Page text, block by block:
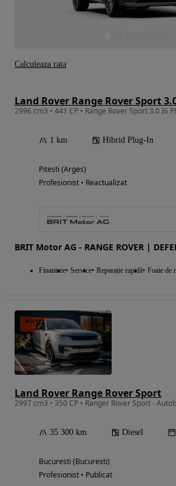
1 km Hibrid Plug-In
Pitesti (Arges)
Profesionist • Reactualizat
BRIT Motor AG - RANGE ROVER |
Finantare Service Reparație rapidă Foaie de
Calculeaza rata
Land Rover Range Rover Sport
35 300 km Diesel
Bucuresti (Bucuresti)
Profesionist • Publicat